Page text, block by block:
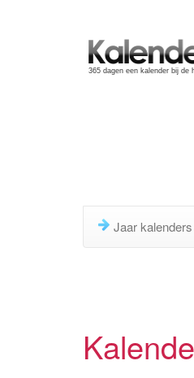
365 dagen een kalender bij de
Jaar kalenders